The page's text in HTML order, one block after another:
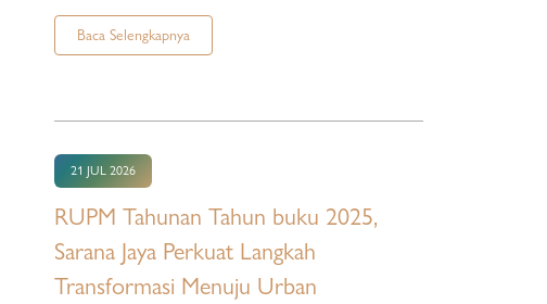
Baca Selengkapnya
21 JUL 2026
RUPM Tahunan Tahun buku 2025,
Sarana Jaya Perkuat Langkah
Transformasi Menuju Urban